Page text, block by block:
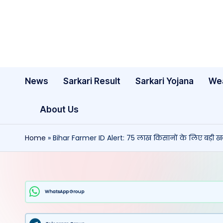
News Sarkari Result Sarkari Yojana
About Us
Home » Bihar Farmer ID Alert: 75 लाख किसानों के लिए
WhatsApp Group